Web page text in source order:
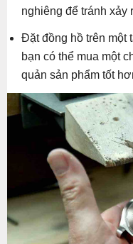
nghiêng để tránh xảy
Đặt đồng hồ trên một
bạn có thể mua một
quản sản phẩm tốt